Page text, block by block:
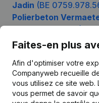
Jadin (BE
Polierbeton
Faites-en plus
Afin d'optimiser votre
Companyweb recueille
vous utilisez ce site web.
vous permet de savoir